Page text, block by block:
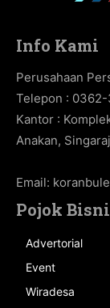
Info Kami
Perusahaan
Telepon :
Kantor :
Anakan,
Email:
Pojok
Advertorial
Event
Wiradesa